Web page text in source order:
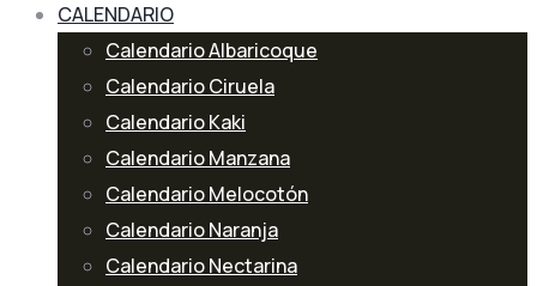
CALENDARIO
Calendario Albaricoque
Calendario Ciruela
Calendario Kaki
Calendario Manzana
Calendario Melocotón
Calendario Naranja
Calendario Nectarina